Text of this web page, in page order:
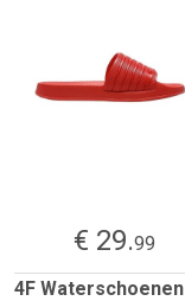
€ 29.99
4F Waterschoenen